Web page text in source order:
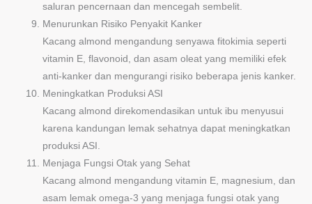
saluran pencernaan dan mencegah sembelit.
Menurunkan Risiko Penyakit Kanker
Kacang almond mengandung senyawa fitokimia seperti
vitamin E, flavonoid, dan asam oleat yang memiliki efek
anti-kanker dan mengurangi risiko beberapa jenis kanker.
Meningkatkan Produksi ASI
Kacang almond direkomendasikan untuk ibu menyusui
karena kandungan lemak sehatnya dapat meningkatkan
produksi ASI.
Menjaga Fungsi Otak yang Sehat
Kacang almond mengandung vitamin E, magnesium, dan
asam lemak omega-3 yang menjaga fungsi otak yang